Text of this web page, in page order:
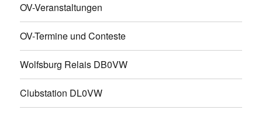
OV-Veranstaltungen
OV-Termine und Conteste
Wolfsburg Relais DB0VW
Clubstation DL0VW